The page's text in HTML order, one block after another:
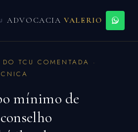
ADVOCACIAVALERIO
DO TCU COMENTADA ·
mínimo de